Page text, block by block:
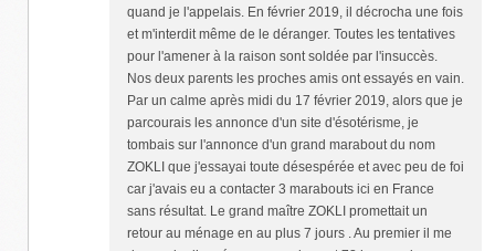
quand je l'appelais. En février 2019, il décrocha une fois
et m'interdit même de le déranger. Toutes les tentatives
pour l'amener à la raison sont soldée par l'insuccès.
Nos deux parents les proches amis ont essayés en vain.
Par un calme après midi du 17 février 2019, alors que je
parcourais les annonce d'un site d'ésotérisme, je
tombais sur l'annonce d'un grand marabout du nom
ZOKLI que j'essayai toute désespérée et avec peu de foi
car j'avais eu a contacter 3 marabouts ici en France
sans résultat. Le grand maître ZOKLI promettait un
retour au ménage en au plus 7 jours . Au premier il me